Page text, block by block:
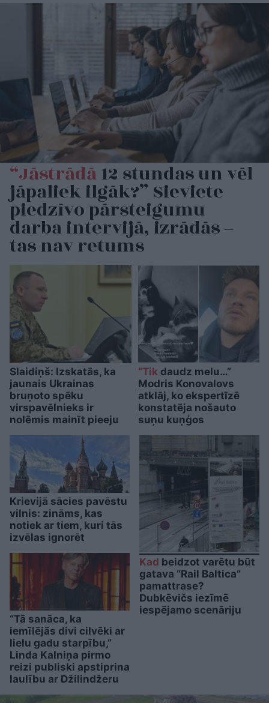
“Jāstrādā12 stundas un vēl
jāpaliek ilgāk?” Sieviete
piedzīvo pārsteigumu
darba intervijā, izrādās –
tas nav retums
Slaidiņš: Izskatās, ka
jaunais Ukrainas
bruņoto spēku
virspavēlnieks ir
nolēmis mainīt pieeju
“Tikdaudz melu…”
Modris Konovalovs
atklāj, ko ekspertīzē
konstatēja nošauto
suņu kuņģos
Krievijā sācies pavēstu
vilnis: zināms, kas
notiek ar tiem, kuri tās
izvēlas ignorēt
“Tā sanāca, ka
iemīlējās divi cilvēki ar
lielu gadu starpību,”
Linda Kalniņa pirmo
reizi publiski apstiprina
laulību ar Džilindžeru
Kad beidzot varētu būt
gatava “Rail Baltica”
pamattrase?
Dubkēvičs iezīmē
iespējamo scenāriju